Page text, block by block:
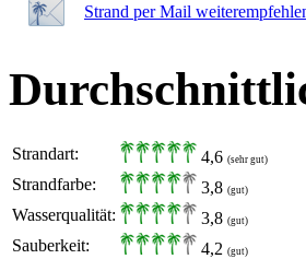
Strand per Mail
Strandart: 4,6 (sehr gut)
Strandfarbe: 3,8 (gut)
Wasserqualität: 3,8 (gut)
Sauberkeit: 4,2 (gut)